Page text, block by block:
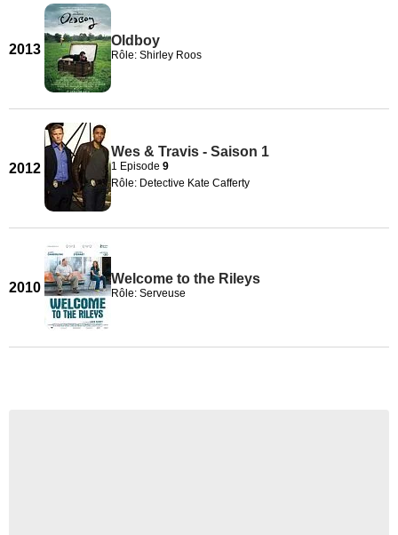
2013
Oldboy
Rôle: Shirley Roos
2012
Wes & Travis - Saison 1
1 Episode 9
Rôle: Detective Kate Cafferty
2010
Welcome to the Rileys
Rôle: Serveuse